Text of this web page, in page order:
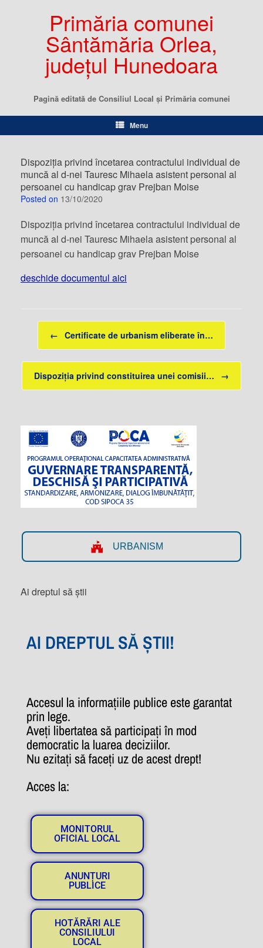
Primăria comunei
Sântămăria Orlea,
județul Hunedoara
Pagină editată de Consiliul Local şi Primăria comunei
Menu
Dispoziția privind încetarea contractului individual de
muncă al d-nei Tauresc Mihaela asistent personal al
persoanei cu handicap grav Prejban Moise
Posted on 13/10/2020
Dispoziția privind încetarea contractului individual de
muncă al d-nei Tauresc Mihaela asistent personal al
persoanei cu handicap grav Prejban Moise
deschide documentul aici
Post navigation
← Certificate de urbanism eliberate în…
Dispoziția privind constituirea unei comisii… →
URBANISM
Ai dreptul să știi
AI DREPTUL SĂ ȘTII!
Accesul la informațiile publice este garantat
prin lege.
Aveți libertatea să participați în mod
democratic la luarea deciziilor.
Nu ezitați să faceți uz de acest drept!
Acces la:
MONITORUL
OFICIAL LOCAL
ANUNȚURI
PUBLICE
HOTĂRĂRI ALE
CONSILIULUI
LOCAL